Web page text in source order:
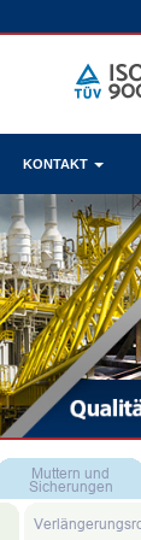
KONTAKT